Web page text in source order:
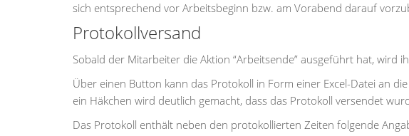
sich entsprechend vor Arbeitsbeginn bzw. am Vorabend darauf
Protokollversand
Sobald der Mitarbeiter die Aktion “Arbeitsende” ausgeführt hat, wird
Über einen Button kann das Protokoll in Form einer Excel-Datei an
ein Häkchen wird deutlich gemacht, dass das Protokoll versendet
Das Protokoll enthält neben den protokollierten Zeiten folgende